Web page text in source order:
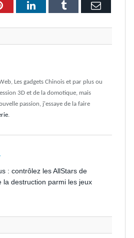
PinterestLinkedInTumblr Email
Les gadgets Chinois et par plus ou
3D et de la domotique, mais
passion, j'essaye de la faire
.
: contrôlez les AllStars de
la destruction parmi les jeux